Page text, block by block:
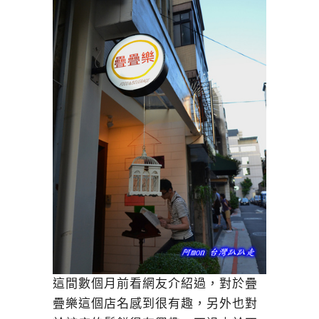
這間數個月前看網友介紹過，對於疊
疊樂這個店名感到很有趣，另外也對